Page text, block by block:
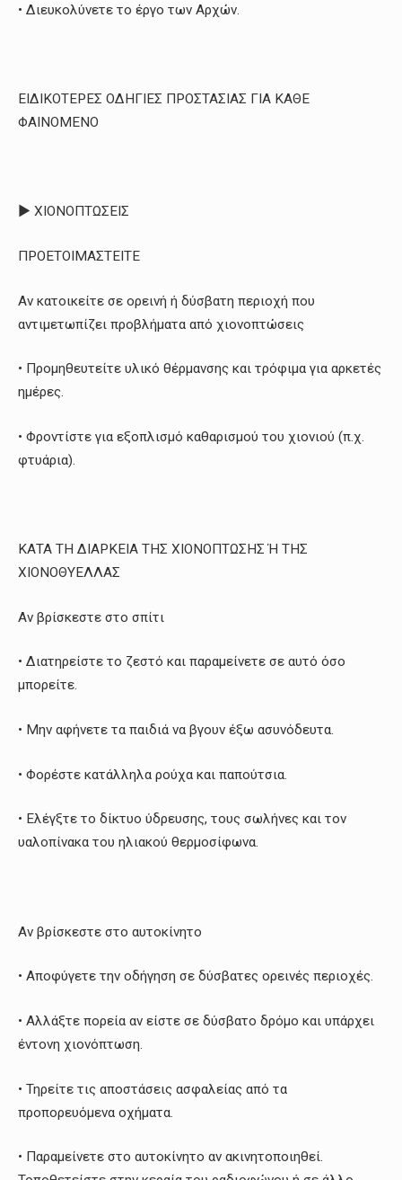
• Διευκολύνετε το έργο των Αρχών.
ΕΙΔΙΚΟΤΕΡΕΣ ΟΔΗΓΙΕΣ ΠΡΟΣΤΑΣΙΑΣ ΓΙΑ ΚΑΘΕ
ΦΑΙΝΟΜΕΝΟ
► ΧΙΟΝΟΠΤΩΣΕΙΣ
ΠΡΟΕΤΟΙΜΑΣΤΕΙΤΕ
Αν κατοικείτε σε ορεινή ή δύσβατη περιοχή που
αντιμετωπίζει προβλήματα από χιονοπτώσεις
• Προμηθευτείτε υλικό θέρμανσης και τρόφιμα για αρκετές
ημέρες.
• Φροντίστε για εξοπλισμό καθαρισμού του χιονιού (π.χ.
φτυάρια).
ΚΑΤΑ ΤΗ ΔΙΑΡΚΕΙΑ ΤΗΣ ΧΙΟΝΟΠΤΩΣΗΣ Ή ΤΗΣ
ΧΙΟΝΟΘΥΕΛΛΑΣ
Αν βρίσκεστε στο σπίτι
• Διατηρείστε το ζεστό και παραμείνετε σε αυτό όσο
μπορείτε.
• Μην αφήνετε τα παιδιά να βγουν έξω ασυνόδευτα.
• Φορέστε κατάλληλα ρούχα και παπούτσια.
• Ελέγξτε το δίκτυο ύδρευσης, τους σωλήνες και τον
υαλοπίνακα του ηλιακού θερμοσίφωνα.
Αν βρίσκεστε στο αυτοκίνητο
• Αποφύγετε την οδήγηση σε δύσβατες ορεινές περιοχές.
• Αλλάξτε πορεία αν είστε σε δύσβατο δρόμο και υπάρχει
έντονη χιονόπτωση.
• Τηρείτε τις αποστάσεις ασφαλείας από τα
προπορευόμενα οχήματα.
• Παραμείνετε στο αυτοκίνητο αν ακινητοποιηθεί.